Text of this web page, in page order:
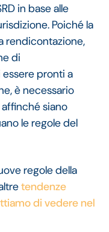
in base alle
Poiché la
rendicontazione,
di
pronti a
è necessario
siano
le regole del
regole della
tendenze
di vedere nel